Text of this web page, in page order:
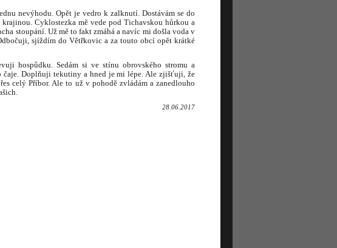
nevýhodu. Opět je vedro k zalknutí. Dostávám se do
Cyklostezka mě vede pod Tichavskou hůrkou a
stoupání. Už mě to fakt zmáhá a navíc mi došla voda v
sjíždím do Větřkovic a za touto obcí opět krátké
hospůdku. Sedám si ve stínu obrovského stromu a
čaje. Doplňuji tekutiny a hned je mi lépe. Ale zjišťuji, že
celý Příbor. Ale to už v pohodě zvládám a zanedlouho
28.06.2017